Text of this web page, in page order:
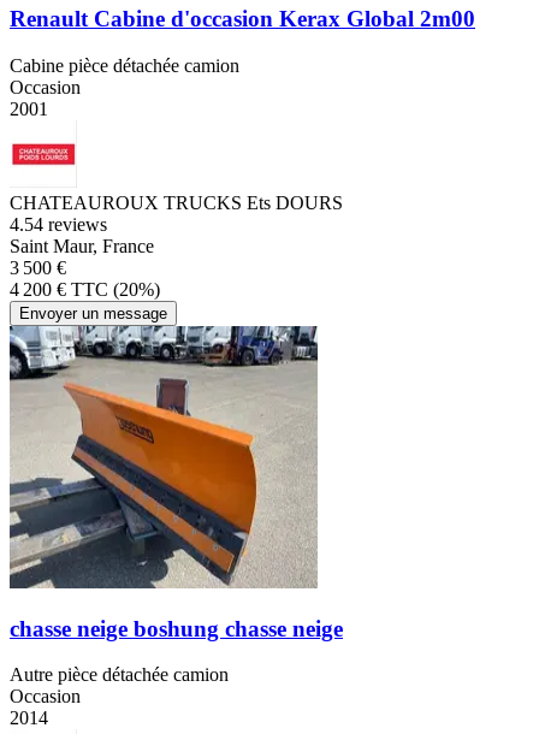
Renault Cabine d'occasion Kerax Global 2m00
Cabine pièce détachée camion
Occasion
2001
CHATEAUROUX TRUCKS Ets DOURS
4.54 reviews
Saint Maur, France
3 500 €
4 200 € TTC (20%)
Envoyer un message
chasse neige boshung chasse neige
Autre pièce détachée camion
Occasion
2014